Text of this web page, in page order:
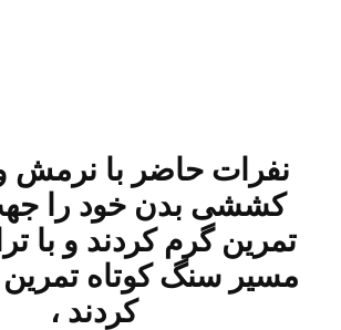
نفرات حاضر با نرمش
کششی بدن خود را
تمرین گرم کردند و با
مسیر سنگ کوتاه
کردند ،